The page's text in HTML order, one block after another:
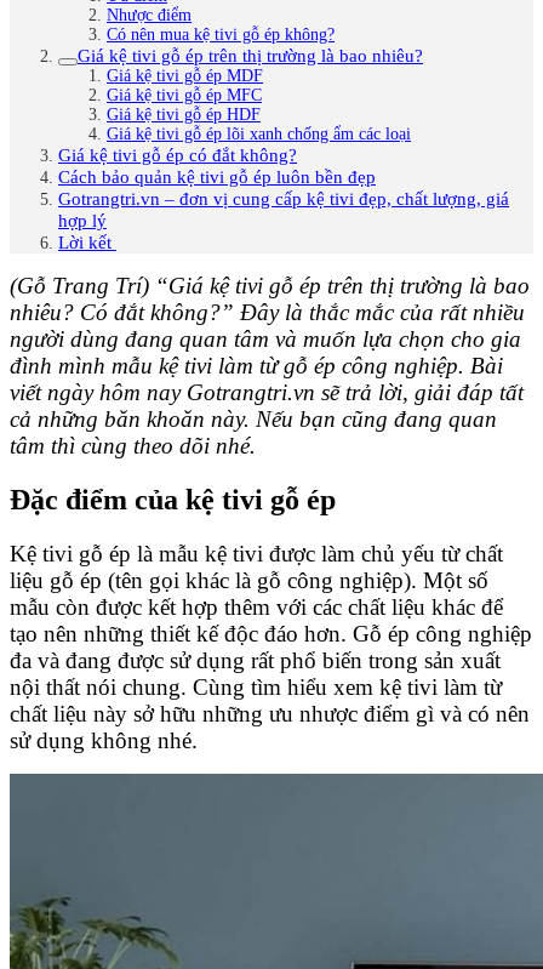
Nhược điểm
Có nên mua kệ tivi gỗ ép không?
Giá kệ tivi gỗ ép trên thị trường là bao nhiêu?
Giá kệ tivi gỗ ép MDF
Giá kệ tivi gỗ ép MFC
Giá kệ tivi gỗ ép HDF
Giá kệ tivi gỗ ép lõi xanh chống ẩm các loại
Giá kệ tivi gỗ ép có đắt không?
Cách bảo quản kệ tivi gỗ ép luôn bền đẹp
Gotrangtri.vn – đơn vị cung cấp kệ tivi đẹp, chất lượng, giá
hợp lý
Lời kết
(Gỗ Trang Trí) “Giá kệ tivi gỗ ép trên thị trường là bao
nhiêu? Có đắt không?” Đây là thắc mắc của rất nhiều
người dùng đang quan tâm và muốn lựa chọn cho gia
đình mình mẫu kệ tivi làm từ gỗ ép công nghiệp. Bài
viết ngày hôm nay Gotrangtri.vn sẽ trả lời, giải đáp tất
cả những băn khoăn này. Nếu bạn cũng đang quan
tâm thì cùng theo dõi nhé.
Đặc điểm của kệ tivi gỗ ép
Kệ tivi gỗ ép là mẫu kệ tivi được làm chủ yếu từ chất
liệu gỗ ép (tên gọi khác là gỗ công nghiệp). Một số
mẫu còn được kết hợp thêm với các chất liệu khác để
tạo nên những thiết kế độc đáo hơn. Gỗ ép công nghiệp
đa và đang được sử dụng rất phổ biến trong sản xuất
nội thất nói chung. Cùng tìm hiểu xem kệ tivi làm từ
chất liệu này sở hữu những ưu nhược điểm gì và có nên
sử dụng không nhé.